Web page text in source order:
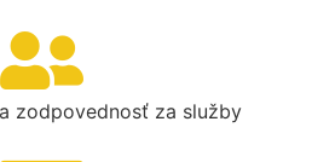
zodpovednosť za služby